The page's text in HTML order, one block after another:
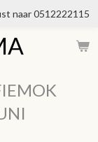
naar 0512222115